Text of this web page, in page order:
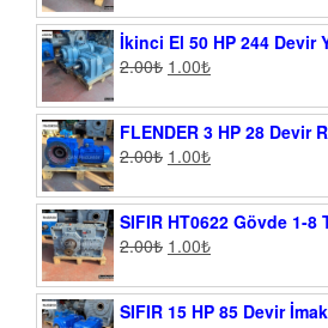
İkinci El 50 HP 244 Devir
2.00₺ 1.00₺
FLENDER 3 HP 28 Devir
2.00₺ 1.00₺
SIFIR HT0622 Gövde 1-8
2.00₺ 1.00₺
SIFIR 15 HP 85 Devir